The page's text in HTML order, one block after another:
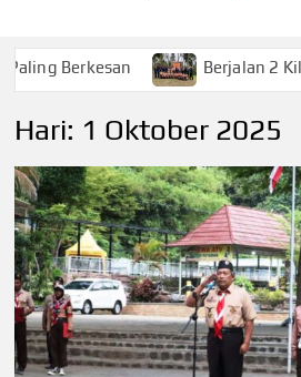
Berjalan 2 Kilometer
Hari: 1 Oktober 2025